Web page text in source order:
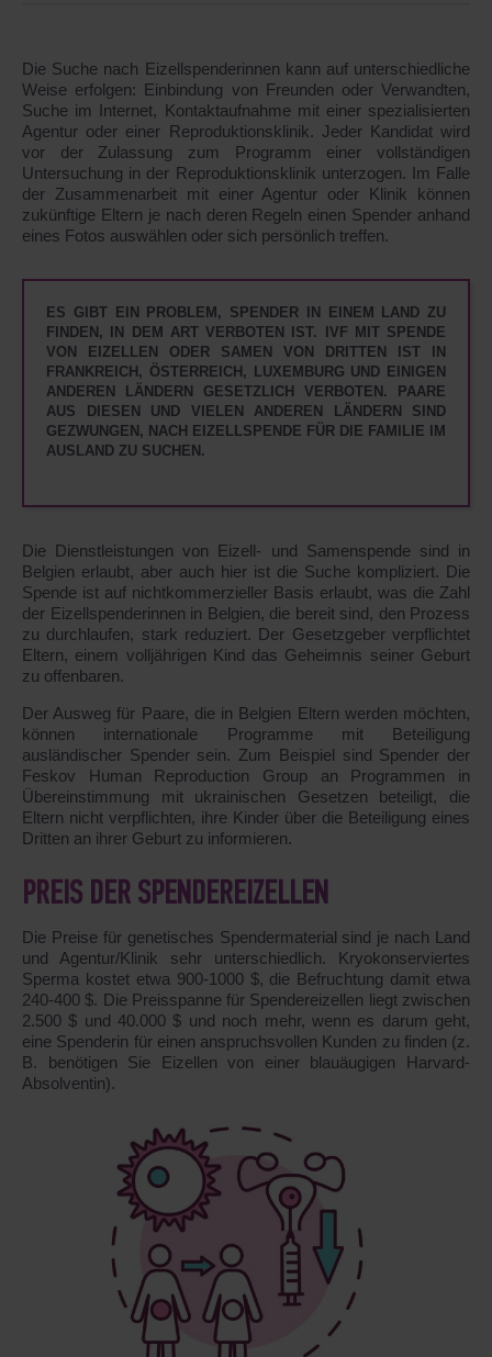
Die Suche nach Eizellspenderinnen kann auf unterschiedliche
Weise erfolgen: Einbindung von Freunden oder Verwandten,
Suche im Internet, Kontaktaufnahme mit einer spezialisierten
Agentur oder einer Reproduktionsklinik. Jeder Kandidat wird
vor der Zulassung zum Programm einer vollständigen
Untersuchung in der Reproduktionsklinik unterzogen. Im Falle
der Zusammenarbeit mit einer Agentur oder Klinik können
zukünftige Eltern je nach deren Regeln einen Spender anhand
eines Fotos auswählen oder sich persönlich treffen.
ES GIBT EIN PROBLEM, SPENDER IN EINEM LAND ZU
FINDEN, IN DEM ART VERBOTEN IST. IVF MIT SPENDE
VON EIZELLEN ODER SAMEN VON DRITTEN IST IN
FRANKREICH, ÖSTERREICH, LUXEMBURG UND EINIGEN
ANDEREN LÄNDERN GESETZLICH VERBOTEN. PAARE
AUS DIESEN UND VIELEN ANDEREN LÄNDERN SIND
GEZWUNGEN, NACH EIZELLSPENDE FÜR DIE FAMILIE IM
AUSLAND ZU SUCHEN.
Die Dienstleistungen von Eizell- und Samenspende sind in
Belgien erlaubt, aber auch hier ist die Suche kompliziert. Die
Spende ist auf nichtkommerzieller Basis erlaubt, was die Zahl
der Eizellspenderinnen in Belgien, die bereit sind, den Prozess
zu durchlaufen, stark reduziert. Der Gesetzgeber verpflichtet
Eltern, einem volljährigen Kind das Geheimnis seiner Geburt
zu offenbaren.
Der Ausweg für Paare, die in Belgien Eltern werden möchten,
können internationale Programme mit Beteiligung
ausländischer Spender sein. Zum Beispiel sind Spender der
Feskov Human Reproduction Group an Programmen in
Übereinstimmung mit ukrainischen Gesetzen beteiligt, die
Eltern nicht verpflichten, ihre Kinder über die Beteiligung eines
Dritten an ihrer Geburt zu informieren.
PREIS DER SPENDEREIZELLEN
Die Preise für genetisches Spendermaterial sind je nach Land
und Agentur/Klinik sehr unterschiedlich. Kryokonserviertes
Sperma kostet etwa 900-1000 $, die Befruchtung damit etwa
240-400 $. Die Preisspanne für Spendereizellen liegt zwischen
2.500 $ und 40.000 $ und noch mehr, wenn es darum geht,
eine Spenderin für einen anspruchsvollen Kunden zu finden (z.
B. benötigen Sie Eizellen von einer blauäugigen Harvard-
Absolventin).